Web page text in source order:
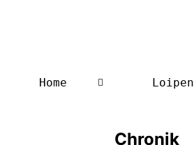
Home Loipen
Chronik